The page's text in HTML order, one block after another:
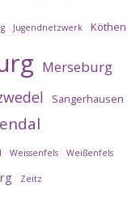
Jugendnetzwerk Köthen
Merseburg
Sangerhausen
Weissenfels Weißenfels
Zeitz